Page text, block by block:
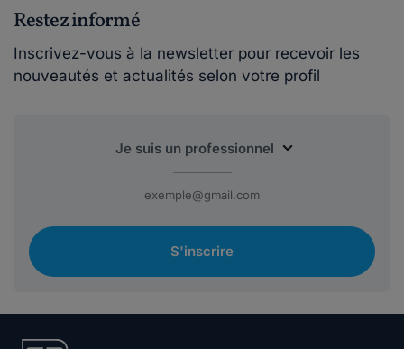
Restez informé
Inscrivez-vous à la newsletter pour recevoir les
nouveautés et actualités selon votre profil
S'inscrire